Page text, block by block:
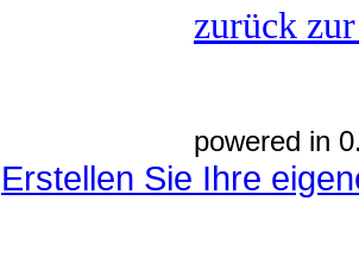
zurück
powered in
Erstellen Sie Ihre